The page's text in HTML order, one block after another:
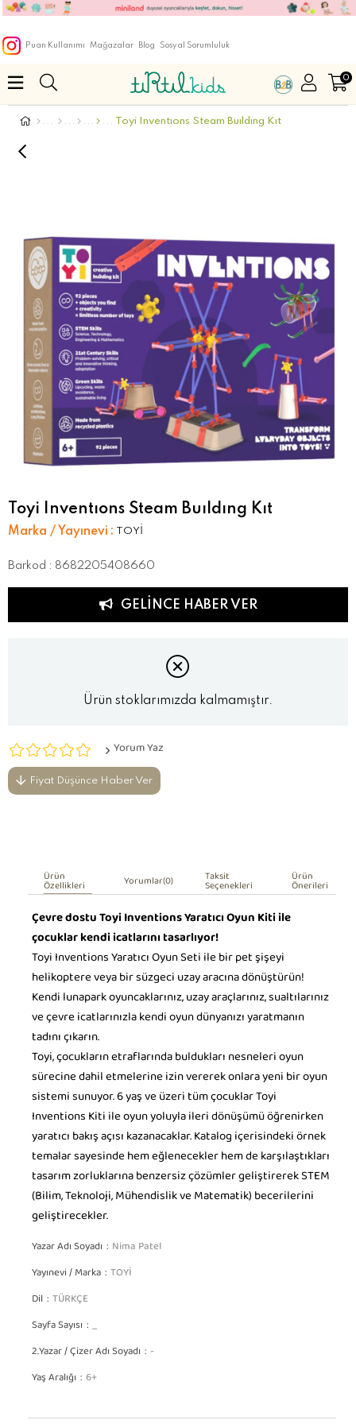
Puan Kullanımı Mağazalar Blog Sosyal Sorumluluk
0
Toyi Inventıons Steam Buıldıng Kıt
Toyi Inventıons Steam Buıldıng Kıt
Marka / Yayınevi : TOYİ
Barkod : 8682205408660
GELINCE HABER VER
Ürün stoklarımızda kalmamıştır.
Yorum Yaz
Fiyat Düşünce Haber Ver
Ürün
Özellikleri Yorumlar(0) Taksit
Seçenekleri Ürün
Önerileri
Çevre dostu Toyi Inventions Yaratıcı Oyun Kiti ile
çocuklar kendi icatlarını tasarlıyor!
Toyi Inventions Yaratıcı Oyun Seti ile bir pet şişeyi
helikoptere veya bir süzgeci uzay aracına dönüştürün!
Kendi lunapark oyuncaklarınız, uzay araçlarınız, sualtılarınız
ve çevre icatlarınızla kendi oyun dünyanızı yaratmanın
tadını çıkarın.
Toyi, çocukların etraflarında buldukları nesneleri oyun
sürecine dahil etmelerine izin vererek onlara yeni bir oyun
sistemi sunuyor. 6 yaş ve üzeri tüm çocuklar Toyi
Inventions Kiti ile oyun yoluyla ileri dönüşümü öğrenirken
yaratıcı bakış açısı kazanacaklar. Katalog içerisindeki örnek
temalar sayesinde hem eğlenecekler hem de karşılaştıkları
tasarım zorluklarına benzersiz çözümler geliştirerek STEM
(Bilim, Teknoloji, Mühendislik ve Matematik) becerilerini
geliştirecekler.
Yazar Adı Soyadı Nima Patel
Yayınevi / Marka TOYİ
Dil TÜRKÇE
Sayfa Sayısı _
2.Yazar / Çizer Adı Soyadı -
Yaş Aralığı 6+